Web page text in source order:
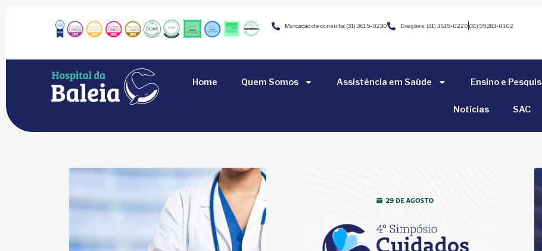
Marcação de consulta: (31) 3615-0230 Doações: (31) 3615-0220 (31) 99283-0102
Home Quem Somos Assistência em Saúde Ensino e
Notícias SAC